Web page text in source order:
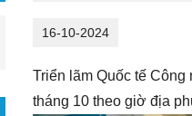
16-10-2024
Triển lãm Quốc tế
tháng 10 theo giờ địa